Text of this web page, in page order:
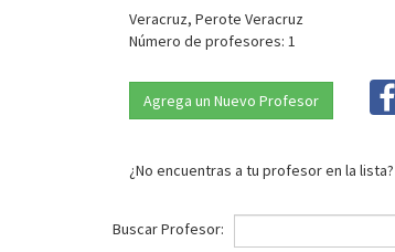
Veracruz, Perote Veracruz
Número de profesores: 1
Agrega un Nuevo Profesor
¿No encuentras a tu profesor en la lista?
Buscar Profesor: